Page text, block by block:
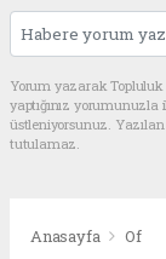
Yorum yazarak Topluluk
yaptığınız
üstleniyorsunuz.
tutulamaz.
Anasayfa Of